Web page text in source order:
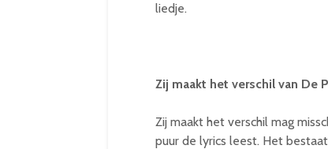
liedje.
Zij maakt het verschil van De
Zij maakt het verschil mag
puur de lyrics leest. Het